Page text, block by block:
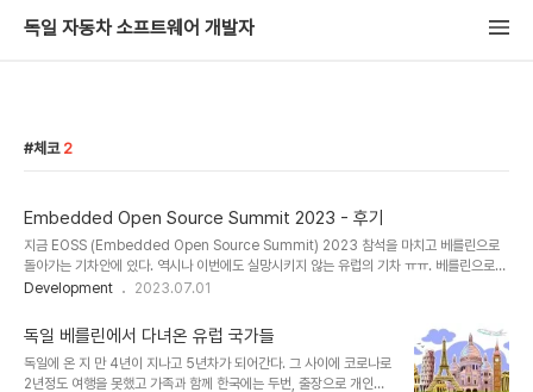
독일 자동차 소프트웨어 개발자
체코 2
Embedded Open Source Summit 2023 - 후기
지금 EOSS (Embedded Open Source Summit) 2023 참석을 마치고 베를린으로
돌아가는 기차안에 있다. 역시나 이번에도 실망시키지 않는 유럽의 기차 ㅠㅠ. 베를린으로
가는 기차가 제대로 안와서 프라하 Local 기차를 타고 중간 어딘가에서 갈아타서 이제야 제
분들 5명을 만났다. 그리고 현대자동차, 다른 한국회사 분들도 만났다. 프라하에 사는 친구
Martin Jansa (Yocto Maintainer/Contributor)도 LG분들과 함께 만나서 저녁식사
를 같이 했다. Yocto Project Dev Day는 2019년 이후 코로나로 중단되었다가 다시
Co-Event로 들어왔다. 원래 ..
Development 2023.07.01
독일 베를린에서 다녀온 유럽 국가들
독일에 온 지 만 4년이 지나고 5년차가 되어간다. 그 사이에 코로나로
2년정도 여행을 못했고 가족과 함께 한국에는 두번, 출장으로 개인적